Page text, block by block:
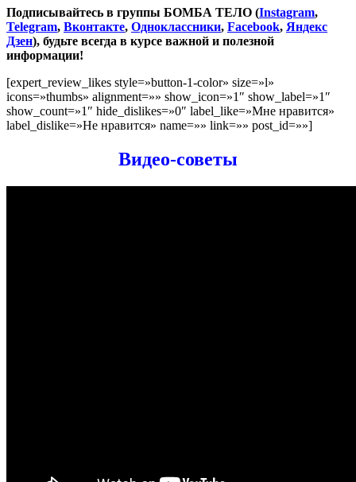
Подписывайтесь в группы БОМБА ТЕЛО (Instagram,
Telegram, Вконтакте, Одноклассники, Facebook, Яндекс
Дзен), будьте всегда в курсе важной и полезной
информации!
[expert_review_likes style=»button-1-color» size=»l»
icons=»thumbs» alignment=»» show_icon=»1″ show_label=»1″
show_count=»1″ hide_dislikes=»0″ label_like=»Мне нравится»
label_dislike=»Не нравится» name=»» link=»» post_id=»»]
Видео-советы